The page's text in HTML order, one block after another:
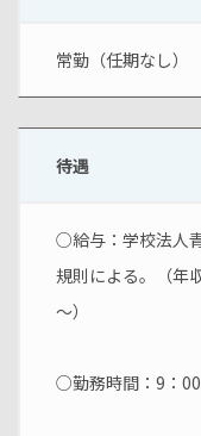
常勤（任期なし）
待遇
○給与：学校法人
規則による。（年
～）
○勤務時間：9：00